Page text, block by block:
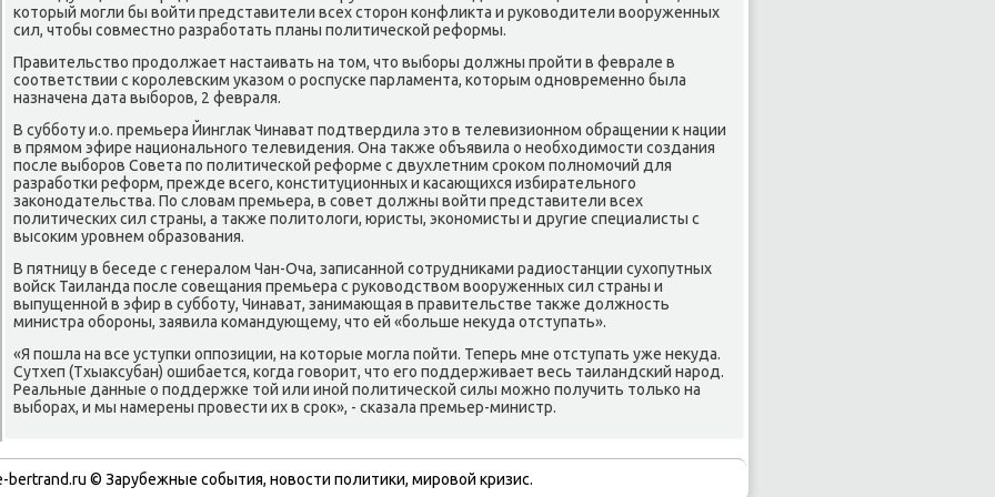
который могли бы войти представители всех сторон конфликта и руководители вооруженных
сил, чтобы совместно разработать планы политической реформы.
Правительство продолжает настаивать на том, что выборы должны пройти в феврале в
соответствии с королевским указом о роспуске парламента, которым одновременно была
назначена дата выборов, 2 февраля.
В субботу и.о. премьера Йинглак Чинават подтвердила это в телевизионном обращении к нации
в прямом эфире национального телевидения. Она также объявила о необходимости создания
после выборов Совета по политической реформе с двухлетним сроком полномочий для
разработки реформ, прежде всего, конституционных и касающихся избирательного
законодательства. По словам премьера, в совет должны войти представители всех
политических сил страны, а также политологи, юристы, экономисты и другие специалисты с
высоким уровнем образования.
В пятницу в беседе с генералом Чан-Оча, записанной сотрудниками радиостанции сухопутных
войск Таиланда после совещания премьера с руководством вооруженных сил страны и
выпущенной в эфир в субботу, Чинават, занимающая в правительстве также должность
министра обороны, заявила командующему, что ей «больше некуда отступать».
«Я пошла на все уступки оппозиции, на которые могла пойти. Теперь мне отступать уже некуда.
Сутхеп (Тхыаксубан) ошибается, когда говорит, что его поддерживает весь таиландский народ.
Реальные данные о поддержке той или иной политической силы можно получить только на
выборах, и мы намерены провести их в срок», - сказала премьер-министр.
bertrand.ru © Зарубежные события, новости политики, мировой кризис.